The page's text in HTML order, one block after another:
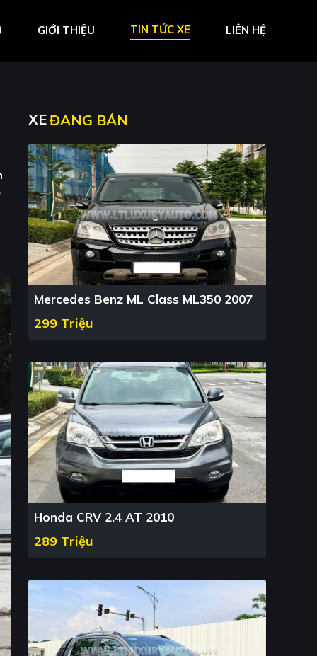
GIỚI THIỆU TIN TỨC XE LIÊN HỆ
XEĐANG BÁN
Mercedes Benz ML Class ML350 2007
299 Triệu
Honda CRV 2.4 AT 2010
289 Triệu